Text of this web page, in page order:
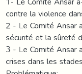
contre la violence
2 - Le Comité Ansar
sécurité et la sûreté
3 - Le Comité Ansar
crises dans les